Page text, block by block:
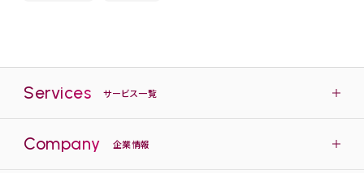
Services サービス一覧
Company 企業情報